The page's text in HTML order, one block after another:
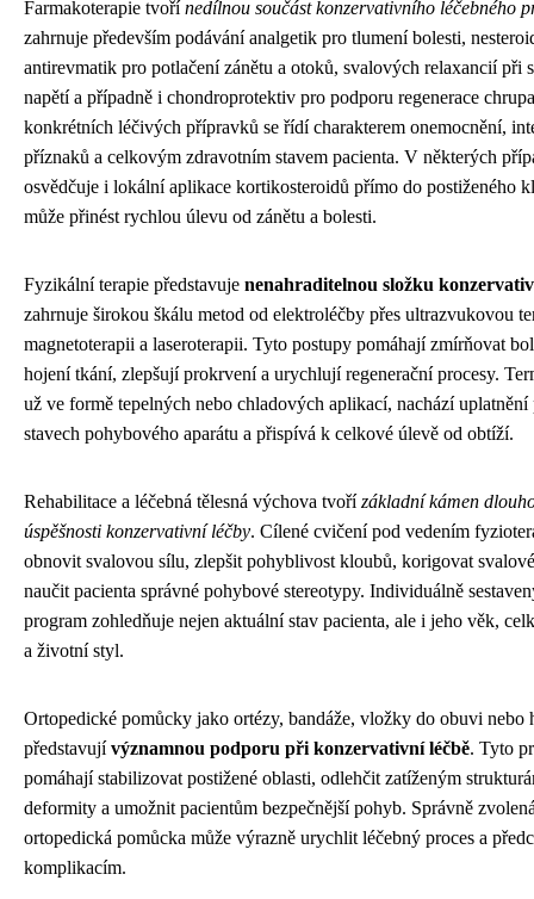
Farmakoterapie tvořínedílnou součást konzervativního léčebného
zahrnuje především podávání analgetik pro tlumení bolesti,
antirevmatik pro potlačení zánětu a otoků, svalových relaxancií při
napětí a případně i chondroprotektiv pro podporu regenerace
konkrétních léčivých přípravků se řídí charakterem onemocnění,
příznaků a celkovým zdravotním stavem pacienta. V některých
osvědčuje i lokální aplikace kortikosteroidů přímo do postiženého
může přinést rychlou úlevu od zánětu a bolesti.
Fyzikální terapie představuje nenahraditelnou složku
zahrnuje širokou škálu metod od elektroléčby přes ultrazvukovou
magnetoterapii a laseroterapii. Tyto postupy pomáhají zmírňovat
hojení tkání, zlepšují prokrvení a urychlují regenerační procesy.
už ve formě tepelných nebo chladových aplikací, nachází
stavech pohybového aparátu a přispívá k celkové úlevě od obtíží.
Rehabilitace a léčebná tělesná výchova tvořízákladní kámen
úspěšnosti konzervativní léčby. Cílené cvičení pod vedením
obnovit svalovou sílu, zlepšit pohyblivost kloubů, korigovat
naučit pacienta správné pohybové stereotypy. Individuálně
program zohledňuje nejen aktuální stav pacienta, ale i jeho věk,
a životní styl.
Ortopedické pomůcky jako ortézy, bandáže, vložky do obuvi nebo
představujívýznamnou podporu při konzervativní léčbě. Tyto
pomáhají stabilizovat postižené oblasti, odlehčit zatíženým
deformity a umožnit pacientům bezpečnější pohyb. Správně
ortopedická pomůcka může výrazně urychlit léčebný proces a
komplikacím.